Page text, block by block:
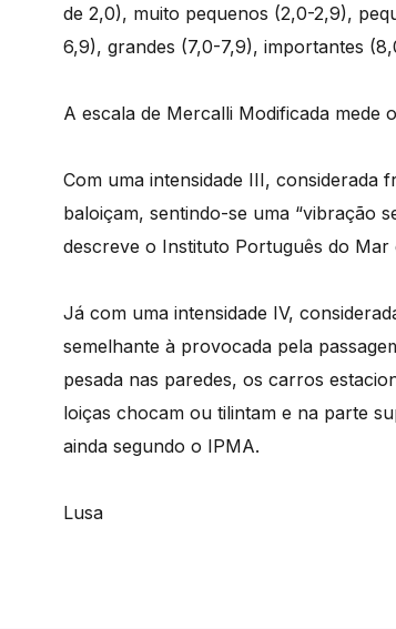
de 2,0), muito pequenos (2,0-2,9),
6,9), grandes (7,0-7,9), importantes
A escala de Mercalli Modificada mede
Com uma intensidade III, considerada
baloiçam, sentindo-se uma “vibração
descreve o Instituto Português do
Já com uma intensidade IV,
semelhante à provocada pela
pesada nas paredes, os carros
loiças chocam ou tilintam e na parte
ainda segundo o IPMA.
Lusa